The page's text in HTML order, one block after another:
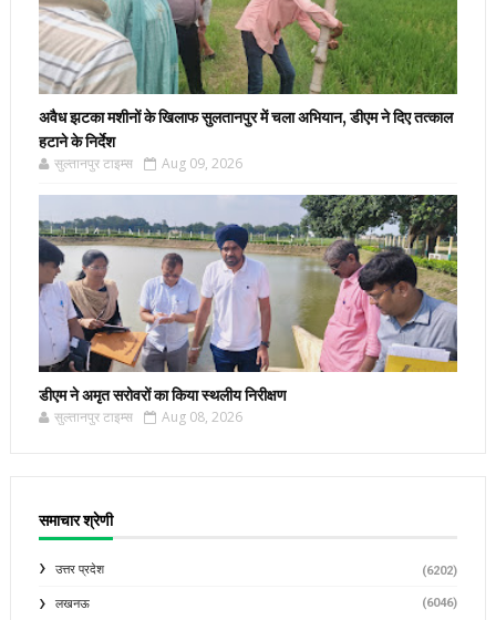
अवैध झटका मशीनों के खिलाफ सुलतानपुर में चला अभियान, डीएम ने दिए तत्काल
हटाने के निर्देश
सुल्तानपुर टाइम्स Aug 09, 2026
डीएम ने अमृत सरोवरों का किया स्थलीय निरीक्षण
सुल्तानपुर टाइम्स Aug 08, 2026
समाचार श्रेणी
उत्तर प्रदेश (6202)
लखनऊ (6046)